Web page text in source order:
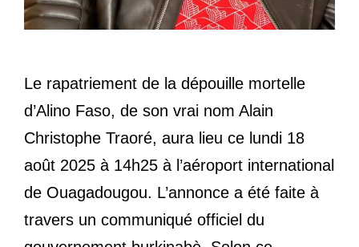
Le rapatriement de la dépouille mortelle
d’Alino Faso, de son vrai nom Alain
Christophe Traoré, aura lieu ce lundi 18
août 2025 à 14h25 à l’aéroport international
de Ouagadougou. L’annonce a été faite à
travers un communiqué officiel du